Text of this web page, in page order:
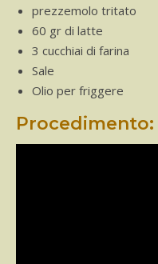
prezzemolo tritato
60 gr di latte
3 cucchiai di farina
Sale
Olio per friggere
Procedimento: